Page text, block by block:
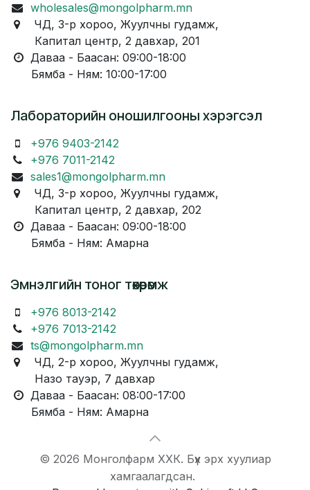
wholesales@mongolpharm.mn
ЧД, 3-р хороо, Жуулчны гудамж,
Капитал центр, 2 давхар, 201
Даваа - Баасан: 09:00-18:00
Бямба - Ням: 10:00-17:00
Лабораторийн оношилгооны хэрэгсэл
+976 9403-2142
+976 7011-2142
sales1@mongolpharm.mn
ЧД, 3-р хороо, Жуулчны гудамж,
Капитал центр, 2 давхар, 202
Даваа - Баасан: 09:00-18:00
Бямба - Ням: Амарна
Эмнэлгийн тоног төхөөрөмж
+976 8013-2142
+976 7013-2142
ts@mongolpharm.mn
ЧД, 2-р хороо, Жуулчны гудамж,
Назо тауэр, 7 давхар
Даваа - Баасан: 08:00-17:00
Бямба - Ням: Амарна
© 2026 Монголфарм ХХК. Бүх эрх хуулиар
хамгаалагдсан.